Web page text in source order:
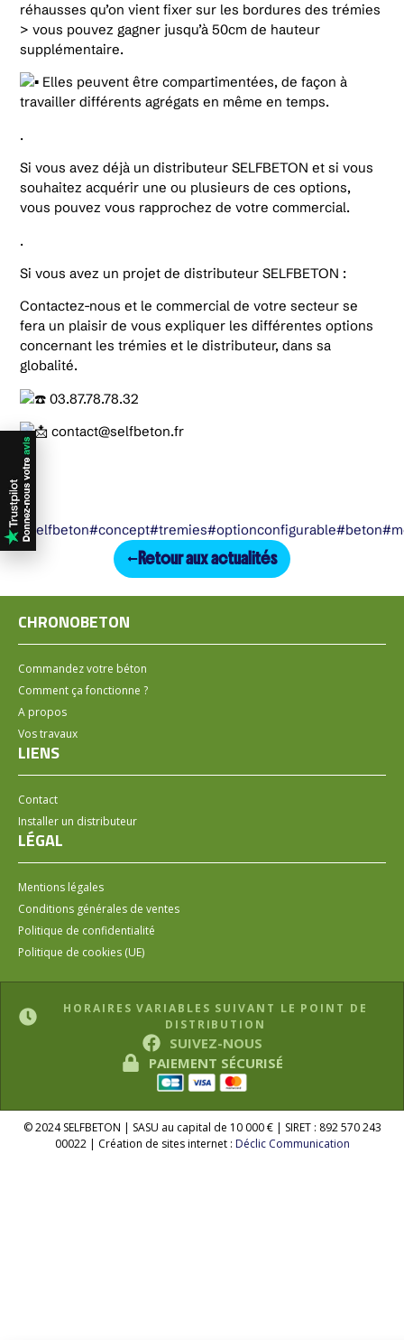
réhausses qu’on vient fixer sur les bordures des trémies
> vous pouvez gagner jusqu’à 50cm de hauteur
supplémentaire.
Elles peuvent être compartimentées, de façon à
travailler différents agrégats en même en temps.
.
Si vous avez déjà un distributeur SELFBETON et si vous
souhaitez acquérir une ou plusieurs de ces options,
vous pouvez vous rapprochez de votre commercial.
.
Si vous avez un projet de distributeur SELFBETON :
Contactez-nous et le commercial de votre secteur se
fera un plaisir de vous expliquer les différentes options
concernant les trémies et le distributeur, dans sa
globalité.
03.87.78.78.32
contact@selfbeton.fr
.
#selfbeton#concept#tremies#optionconfigurable#beton
Retour aux actualités
CHRONOBETON
Commandez votre béton
Comment ça fonctionne ?
A propos
Vos travaux
LIENS
Contact
Installer un distributeur
LÉGAL
Mentions légales
Conditions générales de ventes
Politique de confidentialité
Politique de cookies (UE)
HORAIRES VARIABLES SUIVANT LE POINT DE
DISTRIBUTION
SUIVEZ-NOUS
PAIEMENT SÉCURISÉ
© 2024 SELFBETON | SASU au capital de 10 000 € | SIRET : 892 570 243
00022 | Création de sites internet : Déclic Communication